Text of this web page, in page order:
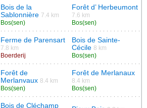
Bois de la
Sablonnière 7.4 km
Bos(sen)
Forêt d’ Herbeumont
7.6 km
Bos(sen)
Ferme de Parensart
7.8 km
Boerderij
Bois de Sainte-
Cécile 8 km
Bos(sen)
Forêt de
Merlanvaux 8.4 km
Bos(sen)
Forêt de Merlanaux
8.4 km
Bos(sen)
Bois de Cléchamp